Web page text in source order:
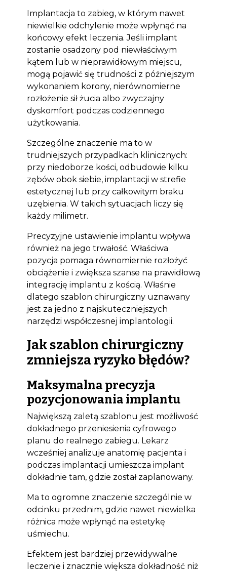
Implantacja to zabieg, w którym nawet
niewielkie odchylenie może wpłynąć na
końcowy efekt leczenia. Jeśli implant
zostanie osadzony pod niewłaściwym
kątem lub w nieprawidłowym miejscu,
mogą pojawić się trudności z późniejszym
wykonaniem korony, nierównomierne
rozłożenie sił żucia albo zwyczajny
dyskomfort podczas codziennego
użytkowania.
Szczególne znaczenie ma to w
trudniejszych przypadkach klinicznych:
przy niedoborze kości, odbudowie kilku
zębów obok siebie, implantacji w strefie
estetycznej lub przy całkowitym braku
uzębienia. W takich sytuacjach liczy się
każdy milimetr.
Precyzyjne ustawienie implantu wpływa
również na jego trwałość. Właściwa
pozycja pomaga równomiernie rozłożyć
obciążenie i zwiększa szanse na prawidłową
integrację implantu z kością. Właśnie
dlatego szablon chirurgiczny uznawany
jest za jedno z najskuteczniejszych
narzędzi współczesnej implantologii.
Jak szablon chirurgiczny
zmniejsza ryzyko błędów?
Maksymalna precyzja
pozycjonowania implantu
Największą zaletą szablonu jest możliwość
dokładnego przeniesienia cyfrowego
planu do realnego zabiegu. Lekarz
wcześniej analizuje anatomię pacjenta i
podczas implantacji umieszcza implant
dokładnie tam, gdzie został zaplanowany.
Ma to ogromne znaczenie szczególnie w
odcinku przednim, gdzie nawet niewielka
różnica może wpłynąć na estetykę
uśmiechu.
Efektem jest bardziej przewidywalne
leczenie i znacznie większa dokładność niż